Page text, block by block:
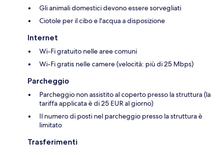
Gli animali domestici devono essere sorvegliati
Ciotole per il cibo e l'acqua a disposizione
Internet
Wi-Fi gratuito nelle aree comuni
Wi-Fi gratis nelle camere (velocità: più di 25 Mbps)
Parcheggio
Parcheggio non assistito al coperto presso la struttura (la
tariffa applicata è di 25 EUR al giorno)
Il numero di posti nel parcheggio presso la struttura è
limitato
Trasferimenti